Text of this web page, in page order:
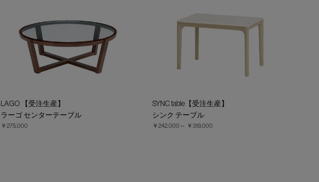
LAGO 【受注生産】
ラーゴ センターテーブル
￥275,000
SYNC table【受注生産】
シンク テーブル
￥242,000～ ￥319,000